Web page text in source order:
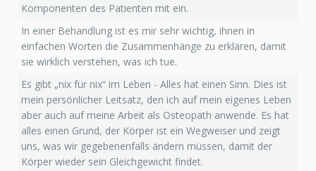
Komponenten des Patienten mit ein.
In einer Behandlung ist es mir sehr wichtig, ihnen in
einfachen Worten die Zusammenhänge zu erklären, damit
sie wirklich verstehen, was ich tue.
Es gibt „nix für nix“ im Leben - Alles hat einen Sinn. Dies ist
mein persönlicher Leitsatz, den ich auf mein eigenes Leben
aber auch auf meine Arbeit als Osteopath anwende. Es hat
alles einen Grund, der Körper ist ein Wegweiser und zeigt
uns, was wir gegebenenfalls ändern müssen, damit der
Körper wieder sein Gleichgewicht findet.